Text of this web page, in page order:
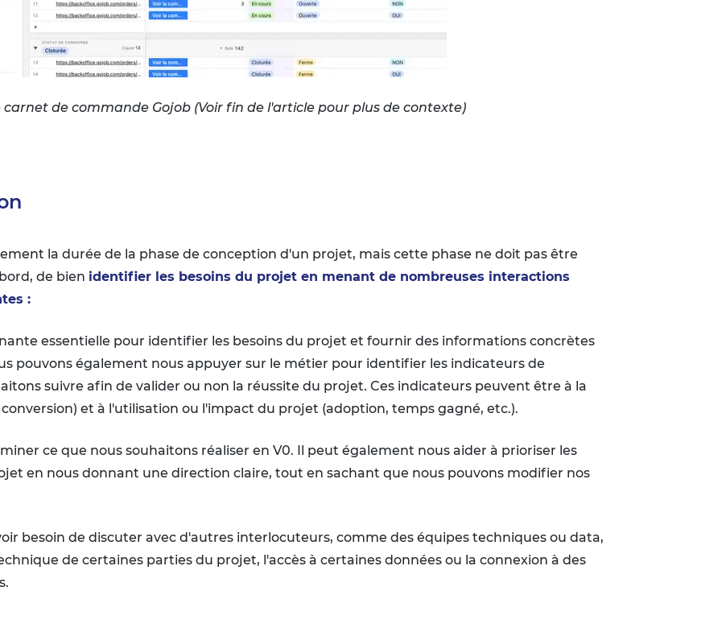
de commande Gojob (Voir fin de l'article pour plus de contexte)
la durée de la phase de conception d'un projet, mais cette phase ne doit pas être
de bien identifier les besoins du projet en menant de nombreuses interactions
:
essentielle pour identifier les besoins du projet et fournir des informations concrètes
pouvons également nous appuyer sur le métier pour identifier les indicateurs de
suivre afin de valider ou non la réussite du projet. Ces indicateurs peuvent être à la
et à l'utilisation ou l'impact du projet (adoption, temps gagné, etc.).
ce que nous souhaitons réaliser en V0. Il peut également nous aider à prioriser les
en nous donnant une direction claire, tout en sachant que nous pouvons modifier nos
besoin de discuter avec d'autres interlocuteurs, comme des équipes techniques ou data,
de certaines parties du projet, l'accès à certaines données ou la connexion à des